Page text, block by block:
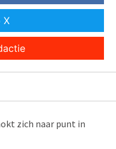
X
zich naar punt in